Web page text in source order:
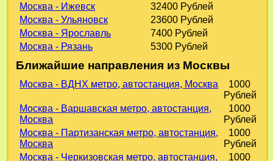
Москва - Ижевск
32400 Рублей
Москва - Ульяновск
23600 Рублей
Москва - Ярославль
7400 Рублей
Москва - Рязань
5300 Рублей
Ближайшие направления из Москвы
Москва - ВДНХ метро, автостанция, Москва
1000
Рублей
Москва - Варшавская метро, автостанция,
Москва
1000
Рублей
Москва - Партизанская метро, автостанция,
Москва
1000
Рублей
Москва - Черкизовская метро, автостанция,
1000